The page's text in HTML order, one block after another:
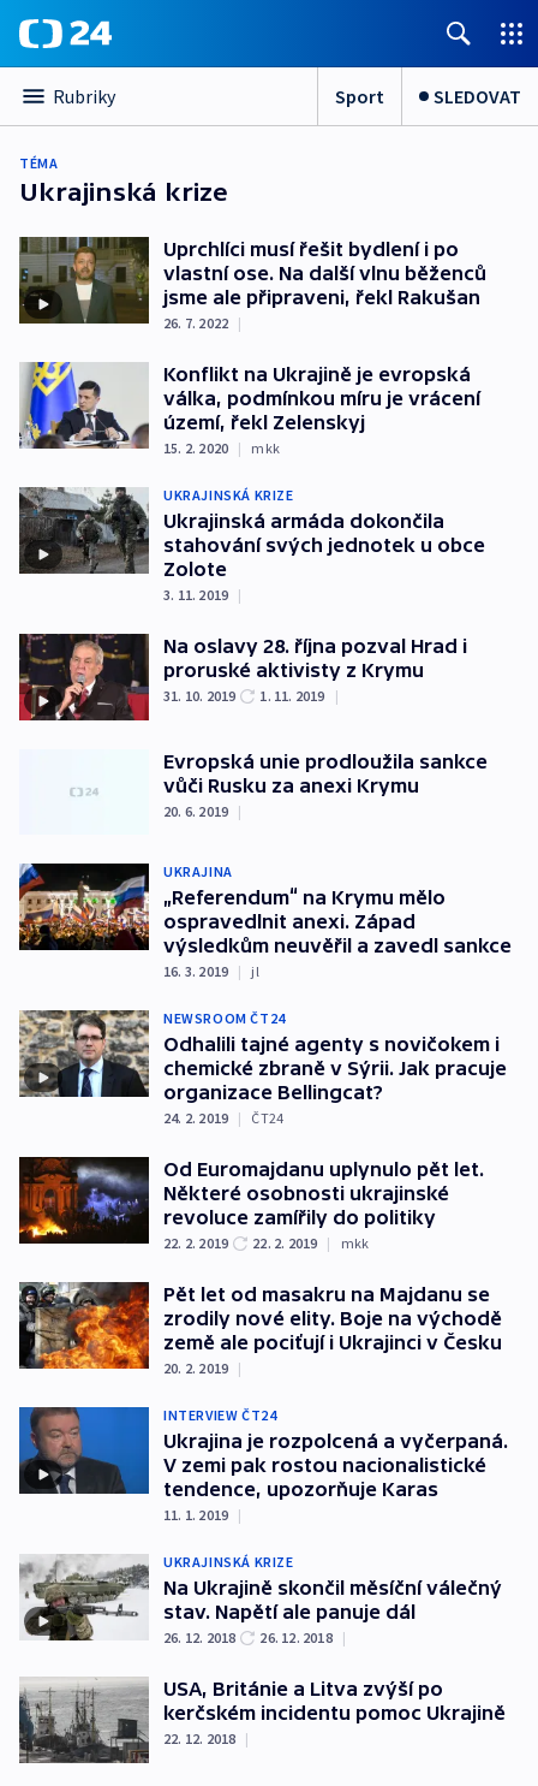
Rubriky Sport SLEDOVAT
TÉMA
Ukrajinská krize
Uprchlíci musí řešit bydlení i po
vlastní ose. Na další vlnu běženců
jsme ale připraveni, řekl Rakušan
26. 7. 2022 |
Konflikt na Ukrajině je evropská
válka, podmínkou míru je vrácení
území, řekl Zelenskyj
15. 2. 2020 | mkk
UKRAJINSKÁ KRIZE
Ukrajinská armáda dokončila
stahování svých jednotek u obce
Zolote
3. 11. 2019 |
Na oslavy 28. října pozval Hrad i
proruské aktivisty z Krymu
31. 10. 2019 1. 11. 2019 |
Evropská unie prodloužila sankce
vůči Rusku za anexi Krymu
20. 6. 2019 |
UKRAJINA
„Referendum“ na Krymu mělo
ospravedlnit anexi. Západ
výsledkům neuvěřil a zavedl sankce
16. 3. 2019 | jl
NEWSROOM ČT24
Odhalili tajné agenty s novičokem i
chemické zbraně v Sýrii. Jak pracuje
organizace Bellingcat?
24. 2. 2019 | ČT24
Od Euromajdanu uplynulo pět let.
Některé osobnosti ukrajinské
revoluce zamířily do politiky
22. 2. 2019 22. 2. 2019 | mkk
Pět let od masakru na Majdanu se
zrodily nové elity. Boje na východě
země ale pociťují i Ukrajinci v Česku
20. 2. 2019 |
INTERVIEW ČT24
Ukrajina je rozpolcená a vyčerpaná.
V zemi pak rostou nacionalistické
tendence, upozorňuje Karas
11. 1. 2019 |
UKRAJINSKÁ KRIZE
Na Ukrajině skončil měsíční válečný
stav. Napětí ale panuje dál
26. 12. 2018 26. 12. 2018 |
USA, Británie a Litva zvýší po
kerčském incidentu pomoc Ukrajině
22. 12. 2018 |